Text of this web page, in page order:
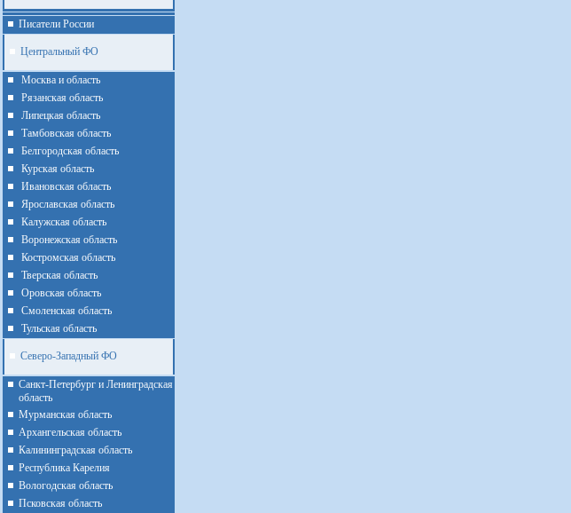
Писатели России
Центральный ФО
Москва и область
Рязанская область
Липецкая область
Тамбовская область
Белгородская область
Курская область
Ивановская область
Ярославская область
Калужская область
Воронежская область
Костромская область
Тверская область
Оровская область
Смоленская область
Тульская область
Северо-Западный ФО
Санкт-Петербург и Ленинградская
область
Мурманская область
Архангельская область
Калининградская область
Республика Карелия
Вологодская область
Псковская область